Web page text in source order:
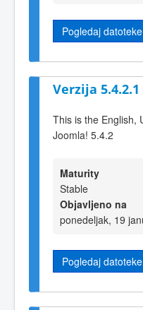
Pogledaj datoteke
Verzija 5.4.2.1
This is the English,
Joomla! 5.4.2
Maturity
Stable
Objavljeno na
ponedeljak, 19
Pogledaj datoteke